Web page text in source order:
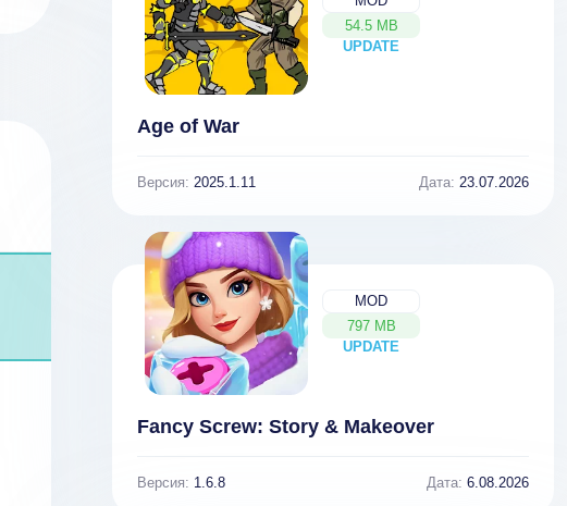
54.5 MB
UPDATE
NEW
Age of War
Версия: 2025.1.11 Дата: 23.07.2026
MOD
797 MB
UPDATE
NEW
Fancy Screw: Story & Makeover
Версия: 1.6.8 Дата: 6.08.2026